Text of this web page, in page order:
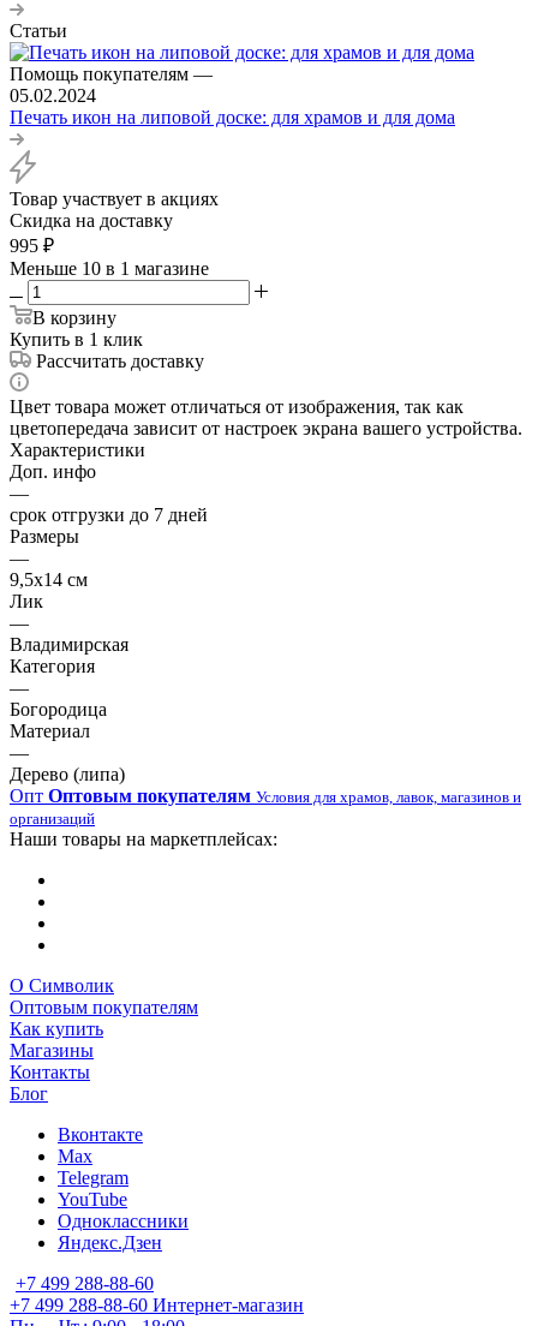
Статьи
Помощь покупателям —
05.02.2024
Печать икон на липовой доске: для храмов и для дома
Товар участвует в акциях
Скидка на доставку
995 ₽
Меньше 10 в 1 магазине
В корзину
Купить в 1 клик
Рассчитать доставку
Цвет товара может отличаться от изображения, так как
цветопередача зависит от настроек экрана вашего устройства.
Характеристики
Доп. инфо
—
срок отгрузки до 7 дней
Размеры
—
9,5х14 см
Лик
—
Владимирская
Категория
—
Богородица
Материал
—
Дерево (липа)
Опт Оптовым покупателям Условия для храмов, лавок, магазинов и
организаций
Наши товары на маркетплейсах:
О Символик
Оптовым покупателям
Как купить
Магазины
Контакты
Блог
Вконтакте
Max
Telegram
YouTube
Одноклассники
Яндекс.Дзен
+7 499 288-88-60
+7 499 288-88-60 Интернет-магазин